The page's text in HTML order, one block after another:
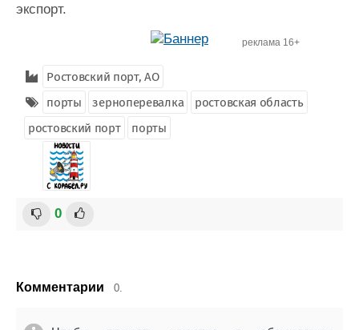
экспорт.
реклама 16+
Ростовский порт, АО
порты
зерноперевалка
ростовская область
ростовский порт
порты
0
Комментарии 0.